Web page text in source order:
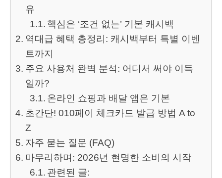
유
핵심은 ‘조건 없는’ 기본 캐시백
역대급 혜택 총정리: 캐시백부터 특별 이벤
트까지
주요 사용처 완벽 분석: 어디서 써야 이득
일까?
온라인 쇼핑과 배달 앱은 기본
초간단! 010페이 체크카드 발급 방법 A to
Z
자주 묻는 질문 (FAQ)
마무리하며: 2026년 현명한 소비의 시작
관련된 글: